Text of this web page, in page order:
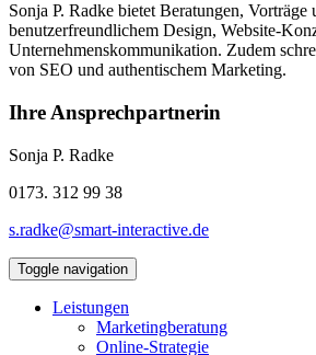
Sonja P. Radke bietet Beratungen, Vorträge
benutzerfreundlichem Design, Website-
Unternehmenskommunikation. Zudem
von SEO und authentischem Marketing.
Ihre Ansprechpartnerin
Sonja P. Radke
0173. 312 99 38
s.radke@smart-interactive.de
Toggle navigation
Leistungen
Marketingberatung
Online-Strategie